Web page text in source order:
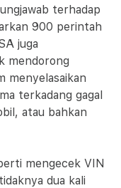
terhadap
900 perintah
juga
mendorong
menyelasaikan
terkadang gagal
atau bahkan
mengecek VIN
dua kali